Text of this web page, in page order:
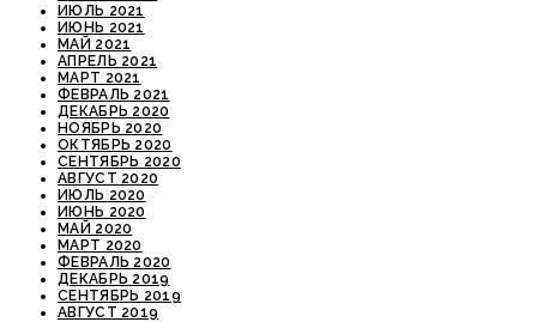
ИЮЛЬ 2021
ИЮНЬ 2021
МАЙ 2021
АПРЕЛЬ 2021
МАРТ 2021
ФЕВРАЛЬ 2021
ДЕКАБРЬ 2020
НОЯБРЬ 2020
ОКТЯБРЬ 2020
СЕНТЯБРЬ 2020
АВГУСТ 2020
ИЮЛЬ 2020
ИЮНЬ 2020
МАЙ 2020
МАРТ 2020
ФЕВРАЛЬ 2020
ДЕКАБРЬ 2019
СЕНТЯБРЬ 2019
АВГУСТ 2019